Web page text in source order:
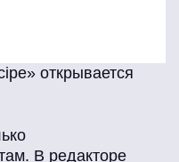
открывается
В редакторе